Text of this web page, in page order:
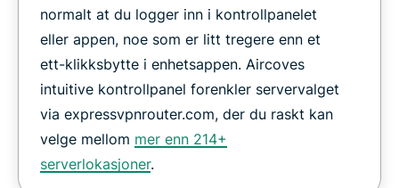
normalt at du logger inn i kontrollpanelet
eller appen, noe som er litt tregere enn et
ett-klikksbytte i enhetsappen. Aircoves
intuitive kontrollpanel forenkler servervalget
via expressvpnrouter.com, der du raskt kan
velge mellom mer enn 214+
serverlokasjoner.